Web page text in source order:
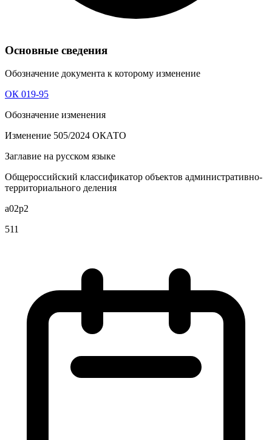
Основные сведения
Обозначение документа к которому изменение
ОК 019-95
Обозначение изменения
Изменение 505/2024 ОКАТО
Заглавие на русском языке
Общероссийский классификатор объектов административно-
территориального деления
a02p2
511